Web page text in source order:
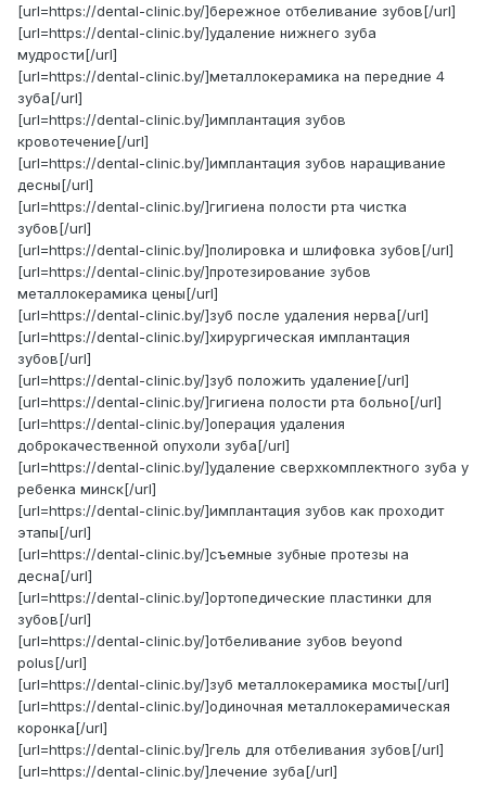
[url=https://dental-clinic.by/]бережное отбеливание зубов[/url]
[url=https://dental-clinic.by/]удаление нижнего зуба
мудрости[/url]
[url=https://dental-clinic.by/]металлокерамика на передние 4
зуба[/url]
[url=https://dental-clinic.by/]имплантация зубов
кровотечение[/url]
[url=https://dental-clinic.by/]имплантация зубов наращивание
десны[/url]
[url=https://dental-clinic.by/]гигиена полости рта чистка
зубов[/url]
[url=https://dental-clinic.by/]полировка и шлифовка зубов[/url]
[url=https://dental-clinic.by/]протезирование зубов
металлокерамика цены[/url]
[url=https://dental-clinic.by/]зуб после удаления нерва[/url]
[url=https://dental-clinic.by/]хирургическая имплантация
зубов[/url]
[url=https://dental-clinic.by/]зуб положить удаление[/url]
[url=https://dental-clinic.by/]гигиена полости рта больно[/url]
[url=https://dental-clinic.by/]операция удаления
доброкачественной опухоли зуба[/url]
[url=https://dental-clinic.by/]удаление сверхкомплектного зуба у
ребенка минск[/url]
[url=https://dental-clinic.by/]имплантация зубов как проходит
этапы[/url]
[url=https://dental-clinic.by/]съемные зубные протезы на
десна[/url]
[url=https://dental-clinic.by/]ортопедические пластинки для
зубов[/url]
[url=https://dental-clinic.by/]отбеливание зубов beyond
polus[/url]
[url=https://dental-clinic.by/]зуб металлокерамика мосты[/url]
[url=https://dental-clinic.by/]одиночная металлокерамическая
коронка[/url]
[url=https://dental-clinic.by/]гель для отбеливания зубов[/url]
[url=https://dental-clinic.by/]лечение зуба[/url]